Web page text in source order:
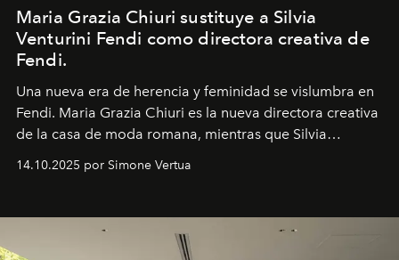
Maria Grazia Chiuri sustituye a Silvia
Venturini Fendi como directora creativa de
Fendi.
Una nueva era de herencia y feminidad se vislumbra en
Fendi. Maria Grazia Chiuri es la nueva directora creativa
de la casa de moda romana, mientras que Silvia
14.10.2025 por Simone Vertua